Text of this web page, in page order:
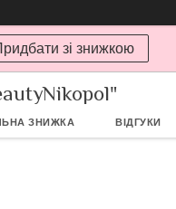
зі знижкою
ЗНИЖКА ВІДГУКИ